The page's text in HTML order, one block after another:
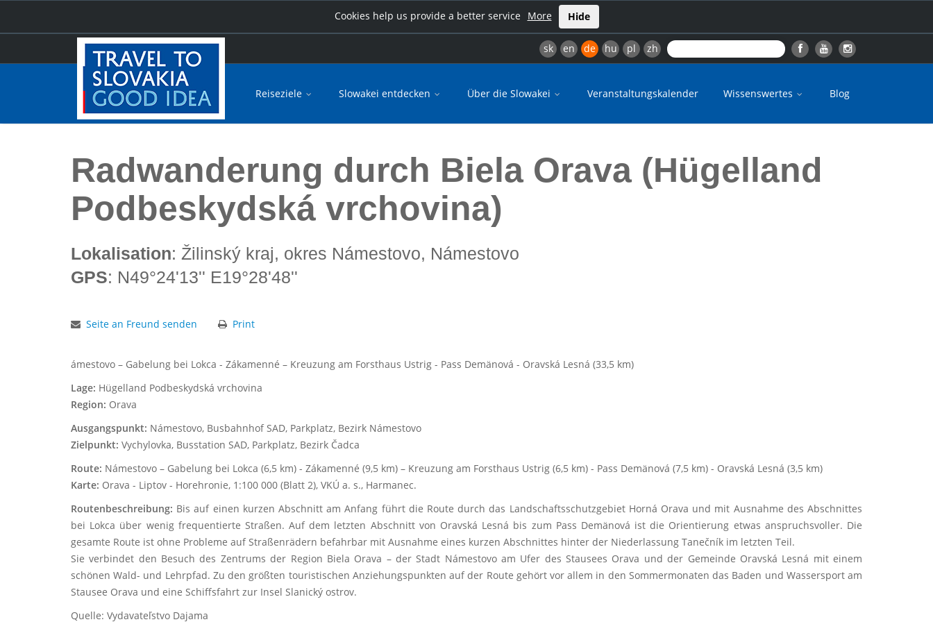
Cookies help us provide a better service More Hide
sk en de hu pl zh
Reiseziele Slowakei entdecken Über die Slowakei Veranstaltungskalender Wissenswertes Blog
Hauptseite Radwanderung durch Biela Orava (Hügelland Podbeskydská vrchovina)
Radwanderung durch Biela Orava (Hügelland
Podbeskydská vrchovina)
Lokalisation: Žilinský kraj, okres Námestovo, Námestovo
GPS: N49°24'13'' E19°28'48''
Seite an Freund senden Print
ámestovo – Gabelung bei Lokca - Zákamenné – Kreuzung am Forsthaus Ustrig - Pass Demänová - Oravská Lesná (33,5 km)
Lage: Hügelland Podbeskydská vrchovina
Region: Orava
Ausgangspunkt: Námestovo, Busbahnhof SAD, Parkplatz, Bezirk Námestovo
Zielpunkt: Vychylovka, Busstation SAD, Parkplatz, Bezirk Čadca
Route: Námestovo – Gabelung bei Lokca (6,5 km) - Zákamenné (9,5 km) – Kreuzung am Forsthaus Ustrig (6,5 km) - Pass Demänová (7,5 km) - Oravská Lesná (3,5 km)
Karte: Orava - Liptov - Horehronie, 1:100 000 (Blatt 2), VKÚ a. s., Harmanec.
Routenbeschreibung: Bis auf einen kurzen Abschnitt am Anfang führt die Route durch das Landschaftsschutzgebiet Horná Orava und mit Ausnahme des Abschnittes
bei Lokca über wenig frequentierte Straßen. Auf dem letzten Abschnitt von Oravská Lesná bis zum Pass Demänová ist die Orientierung etwas anspruchsvoller. Die
gesamte Route ist ohne Probleme auf Straßenrädern befahrbar mit Ausnahme eines kurzen Abschnittes hinter der Niederlassung Tanečník im letzten Teil.
Sie verbindet den Besuch des Zentrums der Region Biela Orava – der Stadt Námestovo am Ufer des Stausees Orava und der Gemeinde Oravská Lesná mit einem
schönen Wald- und Lehrpfad. Zu den größten touristischen Anziehungspunkten auf der Route gehört vor allem in den Sommermonaten das Baden und Wassersport am
Stausee Orava und eine Schiffsfahrt zur Insel Slanický ostrov.
Quelle: Vydavateľstvo Dajama